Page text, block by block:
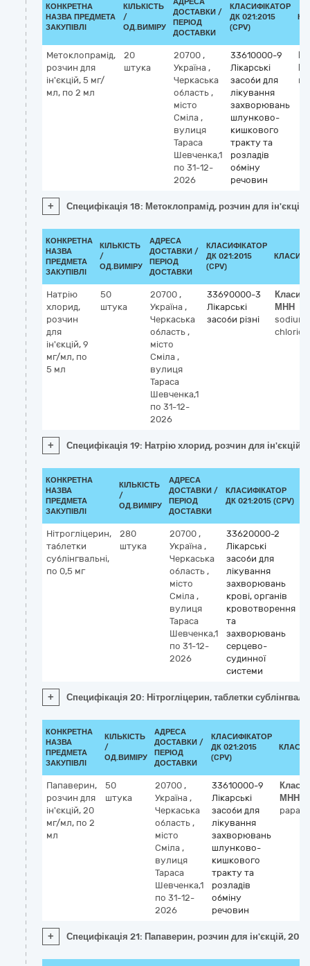
КОНКРЕТНА
НАЗВА ПРЕДМЕТА
ЗАКУПІВЛІ
КІЛЬКІСТЬ
/
ОД.ВИМІРУ
ДОСТАВКИ /
ПЕРІОД
ДОСТАВКИ
КЛАСИФІКАТОР
ДК 021:2015
(CPV)
Метоклопрамід,
розчин для
ін'єкцій, 5 мг/
мл, по 2 мл
20
штука
20700 ,
Україна ,
Черкаська
область ,
місто
Сміла ,
вулиця
Тараса
Шевченка,1
по 31-12-
2026
33610000-9
Лікарські
засоби для
лікування
захворювань
шлунково-
кишкового
тракту та
розладів
обміну
речовин
+ Специфікація 18: Метоклопрамід, розчин для
КОНКРЕТНА
НАЗВА
ПРЕДМЕТА
ЗАКУПІВЛІ
КІЛЬКІСТЬ
/
ОД.ВИМІРУ
АДРЕСА
ДОСТАВКИ /
ПЕРІОД
ДОСТАВКИ
КЛАСИФІКАТОР
ДК 021:2015
(CPV)
Натрію
хлорид,
розчин
для
ін'єкцій, 9
мг/мл, по
5 мл
50
штука
20700 ,
Україна ,
Черкаська
область ,
місто
Сміла ,
вулиця
Тараса
Шевченка,1
по 31-12-
2026
33690000-3
Лікарські
засоби різні
МНН
sodium
chloride
+ Специфікація 19: Натрію хлорид, розчин для
КОНКРЕТНА
НАЗВА
ПРЕДМЕТА
ЗАКУПІВЛІ
КІЛЬКІСТЬ
/
ОД.ВИМІРУ
АДРЕСА
ДОСТАВКИ /
ПЕРІОД
ДОСТАВКИ
КЛАСИФІКАТОР
ДК 021:2015 (CPV)
Нітрогліцерин,
таблетки
сублінгвальні,
по 0,5 мг
280
штука
20700 ,
Україна ,
Черкаська
область ,
місто
Сміла ,
вулиця
Тараса
Шевченка,1
по 31-12-
2026
33620000-2
Лікарські
засоби для
лікування
захворювань
крові, органів
кровотворення
та
захворювань
серцево-
судинної
системи
+ Специфікація 20: Нітрогліцерин, таблетки
КОНКРЕТНА
НАЗВА
ПРЕДМЕТА
ЗАКУПІВЛІ
КІЛЬКІСТЬ
/
ОД.ВИМІРУ
АДРЕСА
ДОСТАВКИ /
ПЕРІОД
ДОСТАВКИ
КЛАСИФІКАТОР
ДК 021:2015
(CPV)
Папаверин,
розчин для
ін'єкцій, 20
мг/мл, по 2
мл
50
штука
20700 ,
Україна ,
Черкаська
область ,
місто
Сміла ,
вулиця
Тараса
Шевченка,1
по 31-12-
2026
33610000-9
Лікарські
засоби для
лікування
захворювань
шлунково-
кишкового
тракту та
розладів
обміну
речовин
МНН
+ Специфікація 21: Папаверин, розчин для ін'єкцій, 20